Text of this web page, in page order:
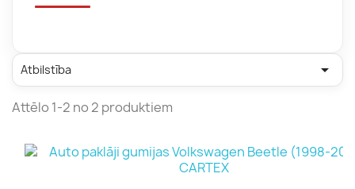
Atbilstība 
Attēlo 1-2 no 2 produktiem